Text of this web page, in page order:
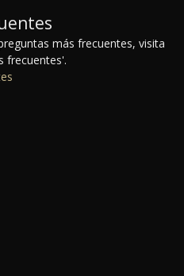
más frecuentes, visita
frecuentes'.